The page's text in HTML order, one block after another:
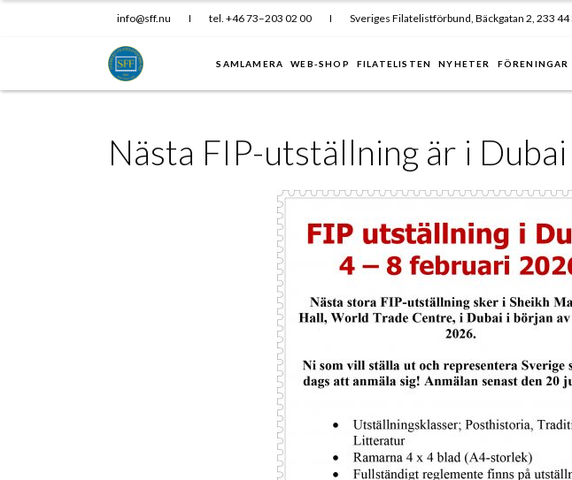
info@sff.nu I tel. +46 73–203 02 00 I Sveriges Filatelistförbund, Bäckgatan 2, 233 44
SAMLAMERA WEB-SHOP FILATELISTEN NYHETER FÖRENINGAR
Nästa FIP-utställning är i